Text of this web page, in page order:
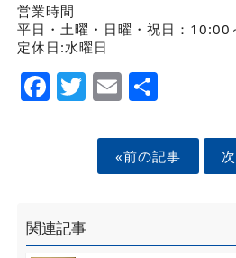
営業時間
平日・土曜・日曜・祝日：10:00
定休日:水曜日
Facebook
Twitter
EmailShare
«前の記事
関連記事